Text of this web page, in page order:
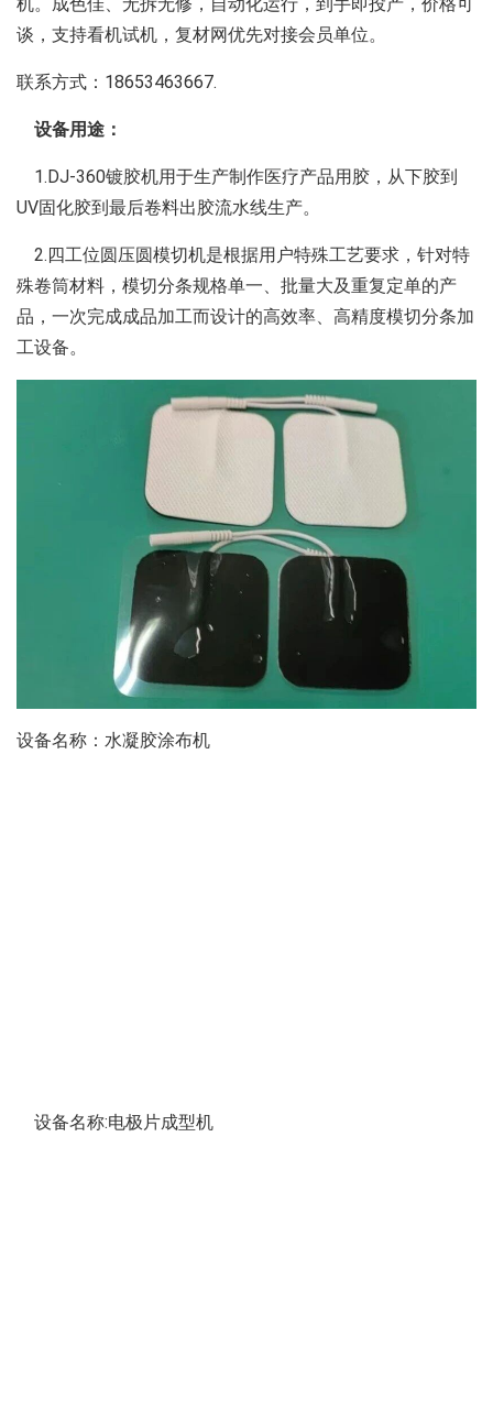
谈，支持看机试机，复材网优先对接会员单位。
联系方式：18653463667.
设备用途：
1.DJ-360镀胶机用于生产制作医疗产品用胶，从下胶到
UV固化胶到最后卷料出胶流水线生产。
2.四工位圆压圆模切机是根据用户特殊工艺要求，针对特
殊卷筒材料，模切分条规格单一、批量大及重复定单的产
品，一次完成成品加工而设计的高效率、高精度模切分条加
工设备。
设备名称：水凝胶涂布机
设备名称:电极片成型机